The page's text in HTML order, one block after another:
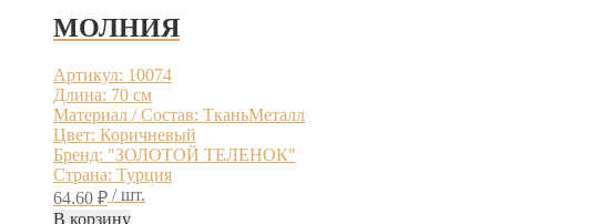
МОЛНИЯ
Артикул: 10074
Длина: 70 см
Материал / Состав: ТканьМеталл
Цвет: Коричневый
Бренд: "ЗОЛОТОЙ ТЕЛЕНОК"
Страна: Турция
64.60 ₽ / шт.
В корзину